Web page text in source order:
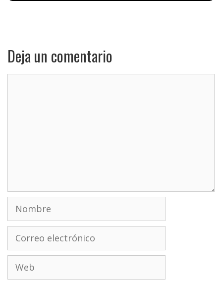
Deja un comentario
Nombre
electrónico